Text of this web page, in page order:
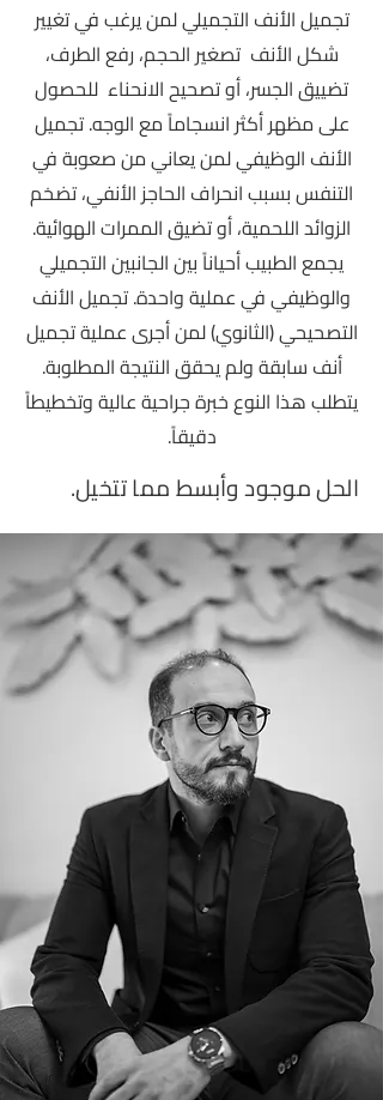
تجميل الأنف التجميلي لمن يرغب في تغيير
شكل الأنف تصغير الحجم، رفع الطرف،
تضييق الجسر، أو تصحيح الانحناء للحصول
على مظهر أكثر انسجاماً مع الوجه. تجميل
الأنف الوظيفي لمن يعاني من صعوبة في
التنفس بسبب انحراف الحاجز الأنفي، تضخم
الزوائد اللحمية، أو تضيق الممرات الهوائية.
يجمع الطبيب أحياناً بين الجانبين التجميلي
والوظيفي في عملية واحدة. تجميل الأنف
التصحيحي (الثانوي) لمن أجرى عملية تجميل
أنف سابقة ولم يحقق النتيجة المطلوبة.
يتطلب هذا النوع خبرة جراحية عالية وتخطيطاً
دقيقاً.
الحل موجود وأبسط مما تتخيل.